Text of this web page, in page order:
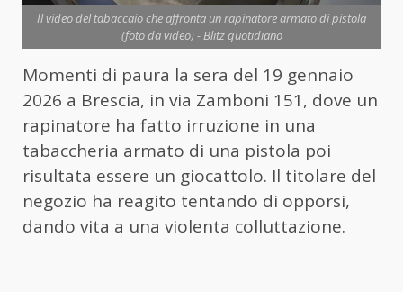
Il video del tabaccaio che affronta un rapinatore armato di pistola
(foto da video) - Blitz quotidiano
Momenti di paura la sera del 19 gennaio
2026 a Brescia, in via Zamboni 151, dove un
rapinatore ha fatto irruzione in una
tabaccheria armato di una pistola poi
risultata essere un giocattolo. Il titolare del
negozio ha reagito tentando di opporsi,
dando vita a una violenta colluttazione.